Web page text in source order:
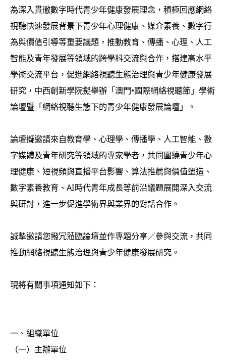
為深入貫徹數字時代青少年健康發展理念，積極回應網絡
視聽快速發展背景下青少年心理健康、媒介素養、數字行
為與價值引導等重要議題，推動教育、傳播、心理、人工
智能及青年發展等領域的跨學科交流與合作，搭建高水平
學術交流平台，促進網絡視聽生態治理與青少年健康發展
研究，中西創新學院擬舉辦「澳門•國際網絡視聽節」學術
論壇暨「網絡視聽生態下的青少年健康發展論壇」。
論壇擬邀請來自教育學、心理學、傳播學、人工智能、數
字媒體及青年研究等領域的專家學者，共同圍繞青少年心
理健康、短視頻與直播平台影響、算法推薦與價值塑造、
數字素養教育、AI時代青年成長等前沿議題展開深入交流
與研討，進一步促進學術界與業界的對話合作。
誠摯邀請您撥冗蒞臨論壇並作專題分享／參與交流，共同
推動網絡視聽生態治理與青少年健康發展研究。
現將有關事項通知如下：
一、組織單位
（一）主辦單位